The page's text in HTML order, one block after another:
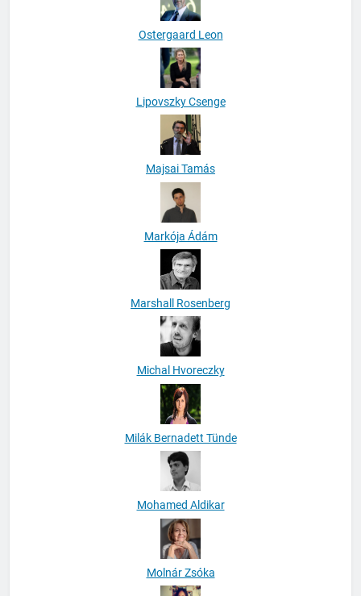
Ostergaard Leon
Lipovszky Csenge
Majsai Tamás
Markója Ádám
Marshall Rosenberg
Michal Hvoreczky
Milák Bernadett Tünde
Mohamed Aldikar
Molnár Zsóka